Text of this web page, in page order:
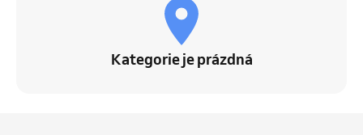
Kategorie je prázdná